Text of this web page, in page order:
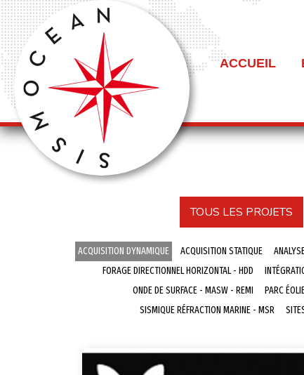
ACCUEIL
TOUS LES PROJETS
ACQUISITION DYNAMIQUE ACQUISITION STATIQUE
FORAGE DIRECTIONNEL HORIZONTAL - HDD
ONDE DE SURFACE - MASW - REMI
PARC
SISMIQUE RÉFRACTION MARINE - MSR